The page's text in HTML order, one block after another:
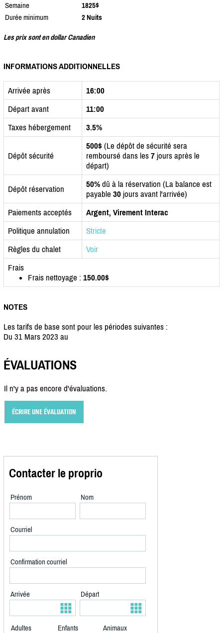
Semaine
1825$
Durée minimum
2 Nuits
Les prix sont en dollar Canadien
INFORMATIONS ADDITIONNELLES
Arrivée après
16:00
Départ avant
11:00
Taxes hébergement
3.5%
Dépôt sécurité
500$ (Le dépôt de sécurité sera
remboursé dans les 7 jours après le
départ)
Dépôt réservation 50% dû à la réservation (La balance est
payable 30 jours avant l'arrivée)
Paiements acceptés
Argent, Virement Interac
Politique annulation
Stricte
Règles du chalet
Voir
Frais
Frais nettoyage : 150.00$
NOTES
Les tarifs de base sont pour les périodes suivantes :
Du 31 Mars 2023 au
ÉVALUATIONS
Il n'y a pas encore d'évaluations.
ÉCRIRE UNE ÉVALUATION
Contacter le proprio
Prénom Nom
Courriel
Confirmation courriel
Arrivée Départ
Adultes Enfants Animaux